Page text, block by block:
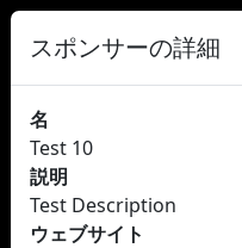
スポンサーの詳細
名
Test 10
説明
Test Description
ウェブサイト